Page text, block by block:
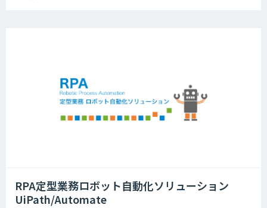
RPA定型業務ロボット自動化ソリューション
UiPath/Automate